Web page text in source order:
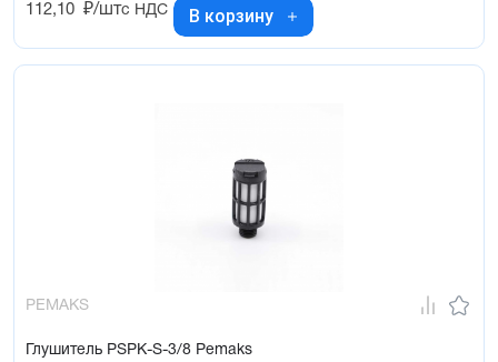
112,10 ₽/штс НДС В корзину
PEMAKS
Глушитель PSPK-S-3/8 Pemaks